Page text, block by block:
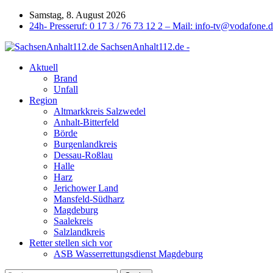
Samstag, 8. August 2026
24h- Presseruf: 0 17 3 / 76 73 12 2 – Mail: info-
SachsenAnhalt112.de -
Aktuell
Brand
Unfall
Region
Altmarkkreis Salzwedel
Anhalt-Bitterfeld
Börde
Burgenlandkreis
Dessau-Roßlau
Halle
Harz
Jerichower Land
Mansfeld-Südharz
Magdeburg
Saalekreis
Salzlandkreis
Retter stellen sich vor
ASB Wasserrettungsdienst Magdeburg